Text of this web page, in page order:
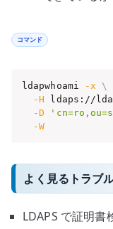
コマンド
ldapwhoami -x
\
-H ldaps://
-D
-W
よく見るトラブ
LDAPS で証明書